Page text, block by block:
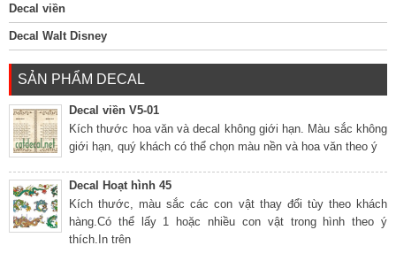
Decal viền
Decal Walt Disney
SẢN PHẨM DECAL
Decal viền V5-01
Kích thước hoa văn và decal không giới hạn. Màu sắc không
giới hạn, quý khách có thể chọn màu nền và hoa văn theo ý
Decal Hoạt hình 45
Kích thước, màu sắc các con vật thay đổi tùy theo khách
hàng.Có thể lấy 1 hoặc nhiều con vật trong hình theo ý
thích.In trên